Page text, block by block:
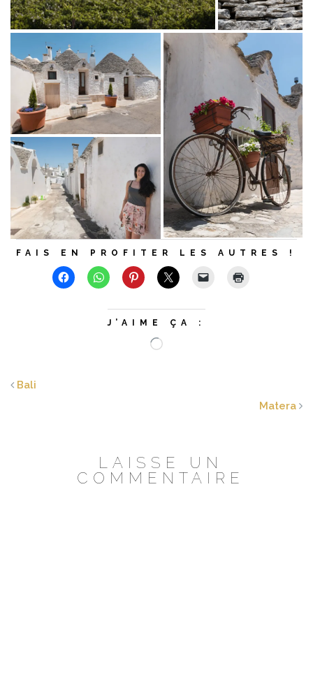
FAIS EN PROFITER LES AUTRES !
J’AIME ÇA :
Chargement…
Bali
Matera
LAISSE UN
COMMENTAIRE